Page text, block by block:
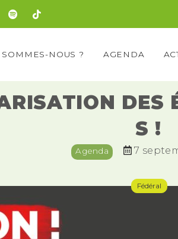
SOMMES-NOUS ? AGENDA
DES
S !
Agenda 7
Fédéral